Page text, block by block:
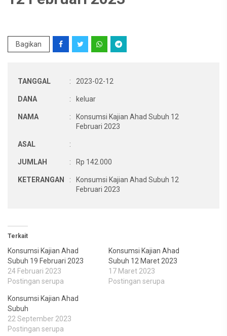
Bagikan
TANGGAL : 2023-02-12
DANA : keluar
NAMA :
Konsumsi Kajian Ahad Subuh 12
Februari 2023
ASAL :
JUMLAH : Rp 142.000
KETERANGAN :
Konsumsi Kajian Ahad Subuh 12
Februari 2023
Terkait
Konsumsi Kajian Ahad
Subuh 19 Februari 2023
24 Februari 2023
Postingan serupa
Konsumsi Kajian Ahad
Subuh 12 Maret 2023
17 Maret 2023
Postingan serupa
Konsumsi Kajian Ahad
Subuh
22 September 2023
Postingan serupa